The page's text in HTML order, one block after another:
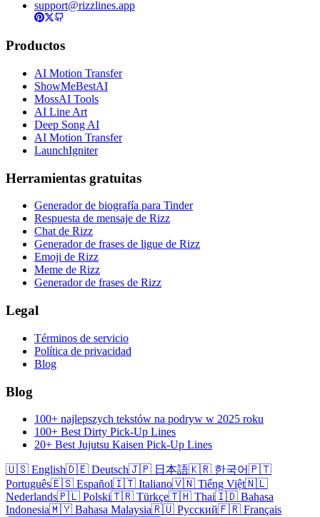
support@rizzlines.app
Productos
AI Motion Transfer
ShowMeBestAI
MossAI Tools
AI Line Art
Deep Song AI
AI Motion Transfer
LaunchIgniter
Herramientas gratuitas
Generador de biografía para Tinder
Respuesta de mensaje de Rizz
Chat de Rizz
Generador de frases de ligue de Rizz
Emoji de Rizz
Meme de Rizz
Generador de frases de Rizz
Legal
Términos de servicio
Política de privacidad
Blog
Blog
100+ najlepszych tekstów na podryw w 2025 roku
100+ Best Dirty Pick-Up Lines
20+ Best Jujutsu Kaisen Pick-Up Lines
🇺🇸 English🇩🇪 Deutsch🇯🇵 日本語🇰🇷 한국어🇵🇹
Português🇪🇸 Español🇮🇹 Italiano🇻🇳 Tiếng Việt🇳🇱
Nederlands🇵🇱 Polski🇹🇷 Türkçe🇹🇭 Thai🇮🇩 Bahasa
Indonesia🇲🇾 Bahasa Malaysia🇷🇺 Русский🇫🇷 Français